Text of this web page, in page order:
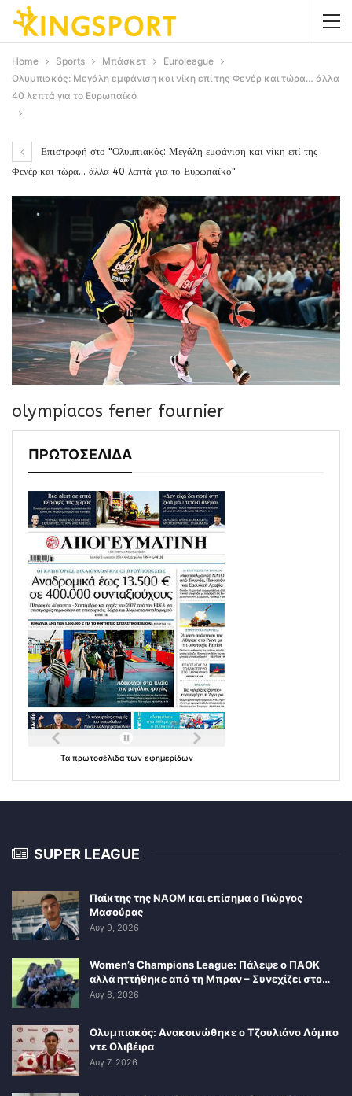
Home Sports Μπάσκετ
Euroleague
Ολυμπιακός: Μεγάλη εμφάνιση και νίκη επί της Φενέρ και τώρα… άλλα
40 λεπτά για το Ευρωπαϊκό
Επιστροφή στο "Ολυμπιακός: Μεγάλη εμφάνιση και νίκη επί της
Φενέρ και τώρα… άλλα 40 λεπτά για το Ευρωπαϊκό"
olympiacos fener fournier
ΠΡΩΤΟΣΕΛΙΔΑ
Τα πρωτοσέλιδα των εφημερίδων
SUPER LEAGUE
Παίκτης της ΝΑΟΜ και επίσημα ο Γιώργος
Μασούρας
Αυγ 9, 2026
Women’s Champions League: Πάλεψε ο ΠΑΟΚ
αλλά ηττήθηκε από τη Μπραν – Συνεχίζει στο…
Αυγ 8, 2026
Ολυμπιακός: Ανακοινώθηκε ο Τζουλιάνο Λόμπο
ντε Ολιβέιρα
Αυγ 7, 2026